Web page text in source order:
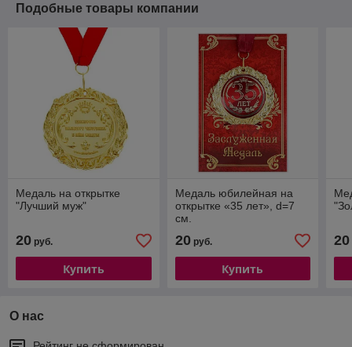
Подобные товары компании
Медаль на открытке
"Лучший муж"
20 руб.
Купить
Медаль юбилейная на
открытке «35 лет», d=7
см.
20руб.
Купить
20
О нас